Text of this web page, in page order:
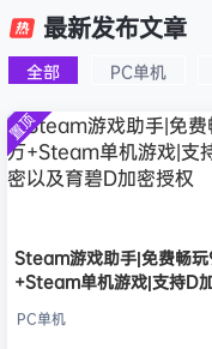
》免安
速：地平
线
6（Forza
Horizon
6）免安装
中文版
心/
c
文版
欢迎 2**0
欢迎
欢迎今***
欢迎N**e
欢迎沉
欢迎兔****
大**颠 签
欢迎大**颠
最新发布文章
全部 PC单机
置顶
Steam游戏助手|免费畅
+Steam单机游戏|支持D
PC单机